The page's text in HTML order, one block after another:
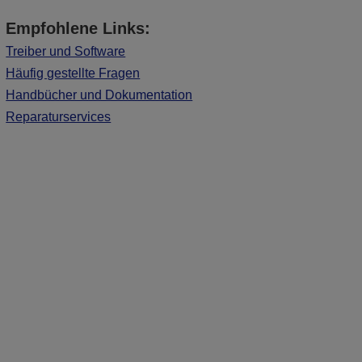
Empfohlene Links:
Treiber und Software
Häufig gestellte Fragen
Handbücher und Dokumentation
Reparaturservices